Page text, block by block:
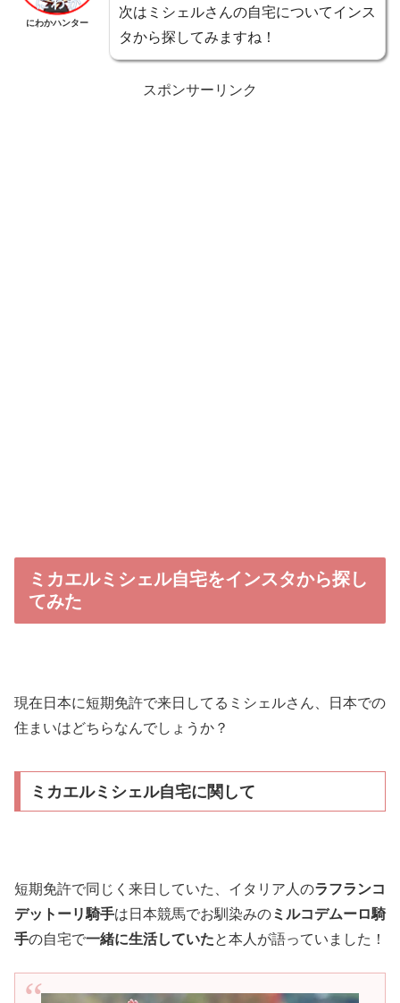
にわかハンター
次はミシェルさんの自宅についてインス
タから探してみますね！
スポンサーリンク
ミカエルミシェル自宅をインスタから探し
てみた
現在日本に短期免許で来日してるミシェルさん、日本での
住まいはどちらなんでしょうか？
ミカエルミシェル自宅に関して
短期免許で同じく来日していた、イタリア人のラフランコ
デットーリ騎手は日本競馬でお馴染みのミルコデムーロ騎
手の自宅で一緒に生活していたと本人が語っていました！